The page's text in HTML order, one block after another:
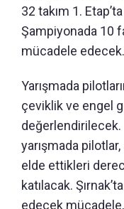
32 takım 1.
Şampiyonada 10
mücadele edecek.
Yarışmada
çeviklik ve engel
yarışmada pilotlar,
elde ettikleri
katılacak.
edecek